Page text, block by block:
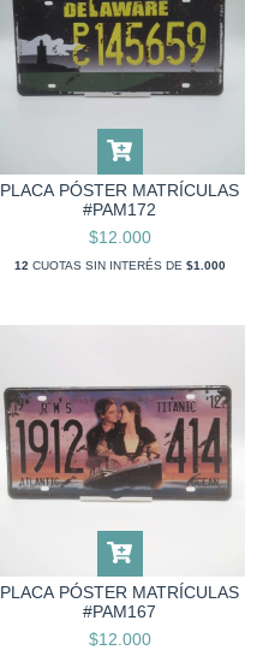
PLACA PÓSTER MATRÍCULAS
#PAM172
$12.000
12CUOTAS SIN INTERÉS DE $1.000
PLACA PÓSTER MATRÍCULAS
#PAM167
$12.000